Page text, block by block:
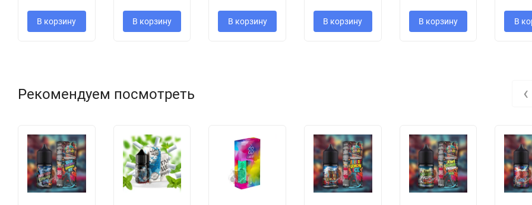
В корзину В корзину В корзину В корзину В корзину В
Рекомендуем посмотреть ‹